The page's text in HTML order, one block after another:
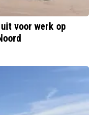
voor werk op